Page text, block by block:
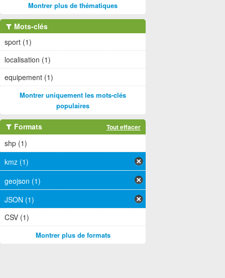
Montrer plus de thématiques
Mots-clés
sport (1)
localisation (1)
equipement (1)
Montrer uniquement les mots-clés
populaires
Formats Tout effacer
shp (1)
kmz (1)
geojson (1)
JSON (1)
CSV (1)
Montrer plus de formats